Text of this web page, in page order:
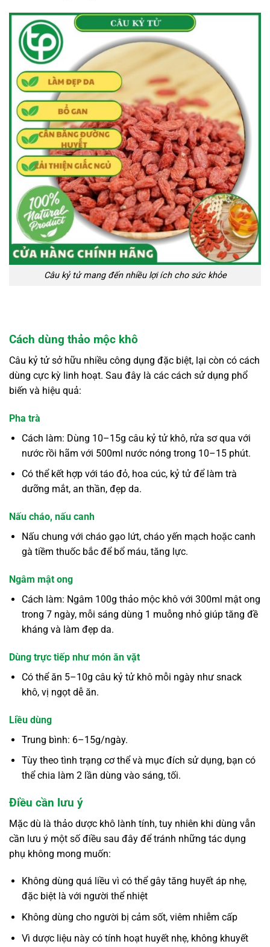
Câu kỷ tử mang đến nhiều lợi ích cho sức khỏe
Cách dùng thảo mộc khô
Câu kỷ tử sở hữu nhiều công dụng đặc biệt, lại còn có cách
dùng cực kỳ linh hoạt. Sau đây là các cách sử dụng phổ
biến và hiệu quả:
Pha trà
Cách làm: Dùng 10–15g câu kỷ tử khô, rửa sơ qua với
nước rồi hãm với 500ml nước nóng trong 10–15 phút.
Có thể kết hợp với táo đỏ, hoa cúc, kỷ tử để làm trà
dưỡng mắt, an thần, đẹp da.
Nấu cháo, nấu canh
Nấu chung với cháo gạo lứt, cháo yến mạch hoặc canh
gà tiềm thuốc bắc để bổ máu, tăng lực.
Ngâm mật ong
Cách làm: Ngâm 100g thảo mộc khô với 300ml mật ong
trong 7 ngày, mỗi sáng dùng 1 muỗng nhỏ giúp tăng đề
kháng và làm đẹp da.
Dùng trực tiếp như món ăn vặt
Có thể ăn 5–10g câu kỷ tử khô mỗi ngày như snack
khô, vị ngọt dễ ăn.
Liều dùng
Trung bình: 6–15g/ngày.
Tùy theo tình trạng cơ thể và mục đích sử dụng, bạn có
thể chia làm 2 lần dùng vào sáng, tối.
Điều cần lưu ý
Mặc dù là thảo dược khô lành tính, tuy nhiên khi dùng vẫn
cần lưu ý một số điều sau đây để tránh những tác dụng
phụ không mong muốn:
Không dùng quá liều vì có thể gây tăng huyết áp nhẹ,
đặc biệt là với người thể nhiệt
Không dùng cho người bị cảm sốt, viêm nhiễm cấp
Vì dược liệu này có tính hoạt huyết nhẹ, không khuyết